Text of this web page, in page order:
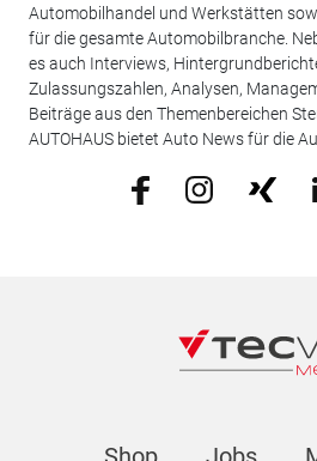
Automobilhandel und Werkstätten
für die gesamte Automobilbranche.
es auch Interviews,
Zulassungszahlen, Analysen,
Beiträge aus den Themenbereichen
AUTOHAUS bietet Auto News für die